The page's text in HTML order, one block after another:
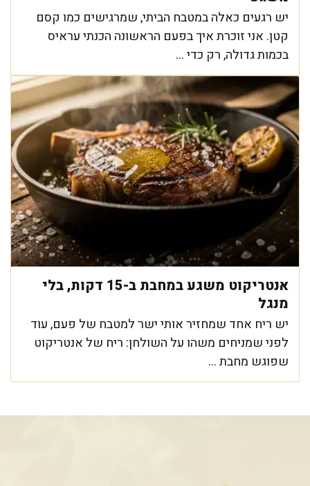
יש רגעים כאלה במטבח הביתי, שמרגישים כמו קסם
קטן. אני זוכרת איך בפעם הראשונה הכנתי עראיס
בכמות גדולה, רק כדי ...
אנטריקוט משגע במחבת ב-15 דקות, בלי
מנגל
יש ריח אחד שמחזיר אותי ישר למטבח של פעם, עוד
לפני שמניחים משהו על השולחן: ריח של אנטריקוט
שפוגש מחבת ...